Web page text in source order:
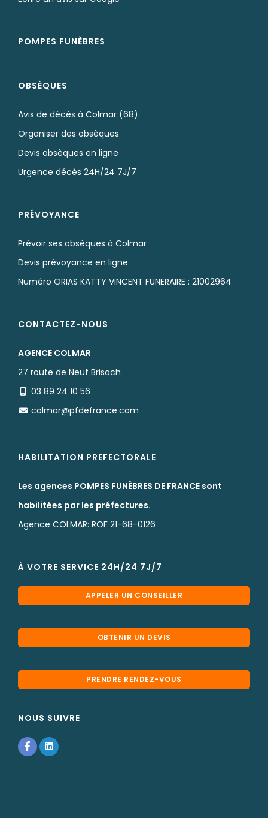
POMPES FUNÈBRES
OBSÈQUES
Avis de décès à Colmar (68)
Organiser des obsèques
Devis obsèques en ligne
Urgence décès 24H/24 7J/7
PRÉVOYANCE
Prévoir ses obsèques à Colmar
Devis prévoyance en ligne
Numéro ORIAS KATTY VINCENT FUNERAIRE : 21002964
CONTACTEZ-NOUS
AGENCE COLMAR
27 route de Neuf Brisach
03 89 24 10 56
colmar@pfdefrance.com
HABILITATION PREFECTORALE
Les agences POMPES FUNÈBRES DE FRANCE sont
habilitées par les préfectures.
Agence COLMAR: ROF 21-68-0126
À VOTRE SERVICE 24H/24 7J/7
APPELER UN CONSEILLER
OBTENIR UN DEVIS
PRENDRE RENDEZ-VOUS
NOUS SUIVRE